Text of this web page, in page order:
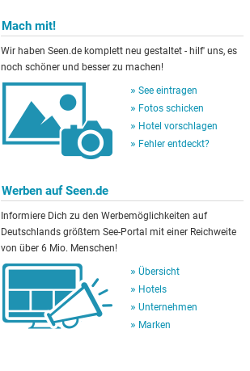
Mach mit!
Wir haben Seen.de komplett neu gestaltet - hilf' uns, es
noch schöner und besser zu machen!
See eintragen
Fotos schicken
Hotel vorschlagen
Fehler entdeckt?
Werben auf Seen.de
Informiere Dich zu den Werbemöglichkeiten auf
Deutschlands größtem See-Portal mit einer Reichweite
von über 6 Mio. Menschen!
Übersicht
Hotels
Unternehmen
Marken